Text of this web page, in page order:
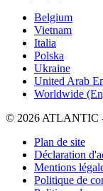
Belgium
Vietnam
Italia
Polska
Ukraine
United Arab
Worldwide
© 2026 ATLANTIC -
Plan de site
Déclaration
Mentions
Politique de